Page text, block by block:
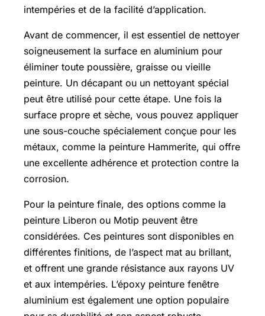
intempéries et de la facilité d’application.
Avant de commencer, il est essentiel de nettoyer
soigneusement la surface en aluminium pour
éliminer toute poussière, graisse ou vieille
peinture. Un décapant ou un nettoyant spécial
peut être utilisé pour cette étape. Une fois la
surface propre et sèche, vous pouvez appliquer
une sous-couche spécialement conçue pour les
métaux, comme la peinture Hammerite, qui offre
une excellente adhérence et protection contre la
corrosion.
Pour la peinture finale, des options comme la
peinture Liberon ou Motip peuvent être
considérées. Ces peintures sont disponibles en
différentes finitions, de l’aspect mat au brillant,
et offrent une grande résistance aux rayons UV
et aux intempéries. L’époxy peinture fenêtre
aluminium est également une option populaire